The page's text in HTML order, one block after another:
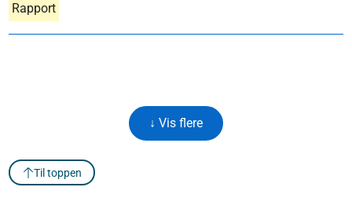
Rapport
↓ Vis flere
Til toppen